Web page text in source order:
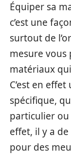
Équiper sa
c’est une
surtout de
mesure vous
matériaux
C’est en
spécifique,
particulier
effet, il y a
pour des